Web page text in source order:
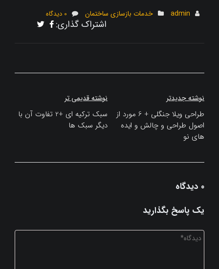
admin خدمات بازسازی ساختمان 0 دیدگاه
اشتراک گذاری:
راهبری
نوشته
نوشته قدیمی تر
سبک ترکیه ای +2 تفاوت آن با
دیگر سبک ها
نوشته جدیدتر
طراحی ویلا جنگلی + 6 مورد از
اصول طراحی و چالش و ایده
های نو
0 دیدگاه
یک پاسخ بگذارید